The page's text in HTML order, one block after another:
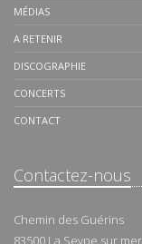
MÉDIAS
A RETENIR
DISCOGRAPHIE
CONCERTS
CONTACT
Contactez-nous
Chemin des Guérins
83500 La Seyne sur mer